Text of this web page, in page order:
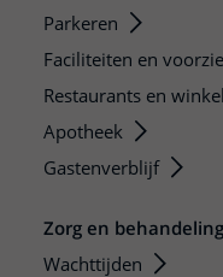
Parkeren
Faciliteiten en
Restaurants en
Apotheek
Gastenverblijf
Zorg en behandeling
Wachttijden